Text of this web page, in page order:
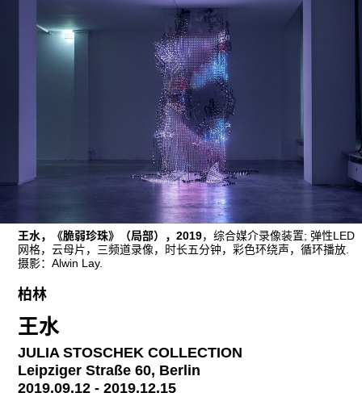
ENGLISH
ART & EDUCATION
往期内容
关注我们
王水，《脆弱珍珠》（局部），2019，综合媒介录像装置; 弹性LED
网格，云母片，三频道录像，时长五分钟，彩色环绕声，循环播放.
摄影：Alwin Lay.
柏林
王水
JULIA STOSCHEK COLLECTION
Leipziger Straße 60, Berlin
2019.09.12 - 2019.12.15